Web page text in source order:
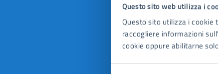
Questo sito web utilizza i
Questo sito utilizza i cookie
raccogliere informazioni
cookie oppure abilitarne